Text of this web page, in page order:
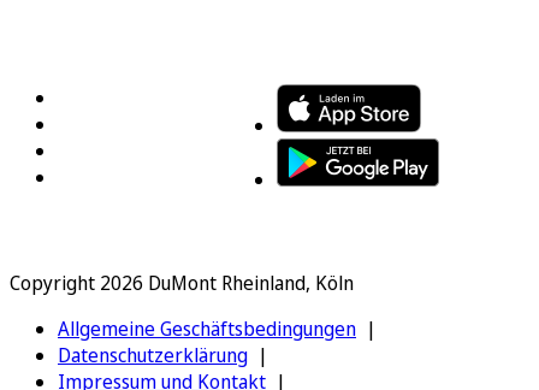
Copyright 2026 DuMont Rheinland, Köln
Allgemeine Geschäftsbedingungen
Datenschutzerklärung
Impressum und Kontakt